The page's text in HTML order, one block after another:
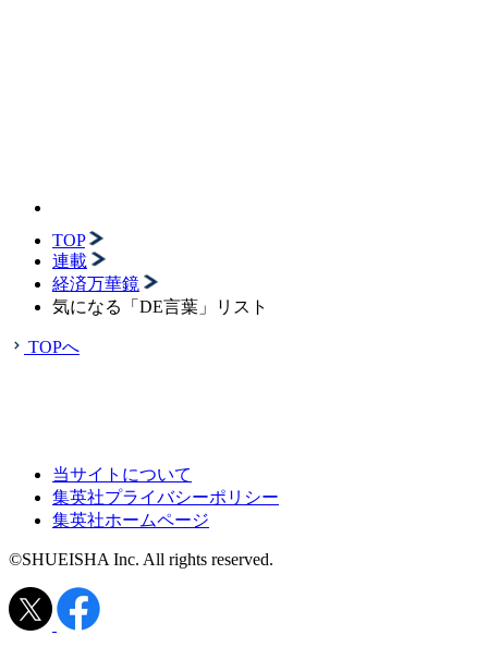
TOP
連載
経済万華鏡
気になる「DE言葉」リスト
TOPへ
当サイトについて
集英社プライバシーポリシー
集英社ホームページ
©SHUEISHA Inc. All rights reserved.